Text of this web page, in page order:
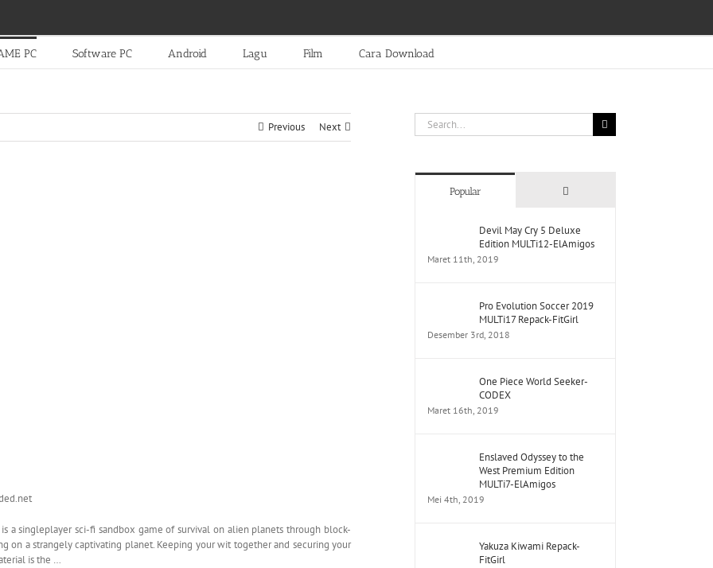
PC Software PC Android Lagu Film Cara Download
Previous Next
a singleplayer sci-fi sandbox game of survival on alien planets through block-
on a strangely captivating planet. Keeping your wit together and securing your
is the …
Search
for:
Popular Comments
Devil May Cry 5 Deluxe
Edition MULTi12-ElAmigos
Maret 11th, 2019
Pro Evolution Soccer 2019
MULTi17 Repack-FitGirl
Desember 3rd, 2018
One Piece World Seeker-
CODEX
Maret 16th, 2019
Enslaved Odyssey to the
West Premium Edition
MULTi7-ElAmigos
Mei 4th, 2019
Yakuza Kiwami Repack-
FitGirl